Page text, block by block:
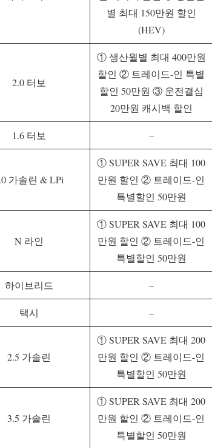
별 최대 150만원 할인
(HEV)
2.0 터보
① 생산월별 최대 400만원
할인 ② 트레이드-인 특별
할인 50만원 ③ 운전결심
20만원 캐시백 할인
1.6 터보 –
가솔린 & LPi
① SUPER SAVE 최대 100
만원 할인 ② 트레이드-인
특별할인 50만원
N 라인
① SUPER SAVE 최대 100
만원 할인 ② 트레이드-인
특별할인 50만원
하이브리드 –
택시 –
2.5 가솔린
① SUPER SAVE 최대 200
만원 할인 ② 트레이드-인
특별할인 50만원
3.5 가솔린
① SUPER SAVE 최대 200
만원 할인 ② 트레이드-인
특별할인 50만원